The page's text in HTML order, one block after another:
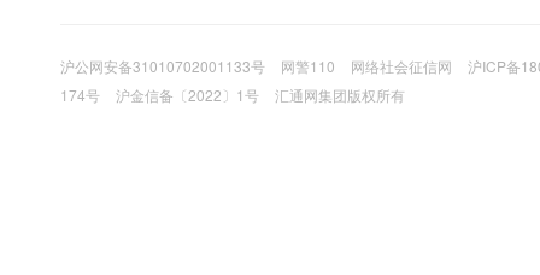
沪公网安备31010702001133号 网警110 网络社会征信网
沪ICP备
174号
沪金信备〔2022〕1号 汇通网集团版权所有